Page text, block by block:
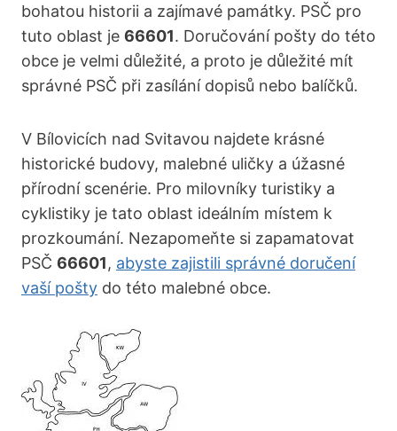
bohatou historii a zajímavé památky. PSČ pro
tuto oblast je 66601. Doručování pošty do této
obce je velmi důležité, a proto je důležité mít
správné PSČ při zasílání dopisů nebo balíčků.
V Bílovicích nad Svitavou najdete krásné
historické budovy, malebné uličky a úžasné
přírodní scenérie. Pro milovníky turistiky a
cyklistiky je tato oblast ideálním místem k
prozkoumání. Nezapomeňte si zapamatovat
PSČ 66601, abyste zajistili správné doručení
vaší pošty do této malebné obce.